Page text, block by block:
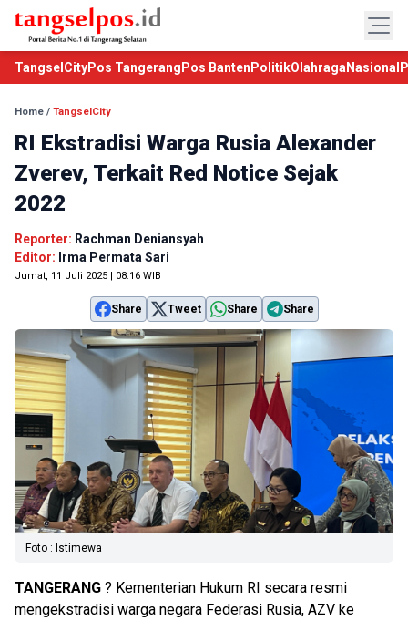
TangselCityPos Tangerang Pos Banten PolitikOlahraga Nasional
Home / TangselCity
RI Ekstradisi Warga Rusia Alexander
Zverev, Terkait Red Notice Sejak
2022
Reporter: Rachman Deniansyah
Editor: Irma Permata Sari
Jumat, 11 Juli 2025 | 08:16 WIB
Share Tweet Share Share
Foto : Istimewa
TANGERANG ? Kementerian Hukum RI secara resmi
mengekstradisi warga negara Federasi Rusia, AZV ke